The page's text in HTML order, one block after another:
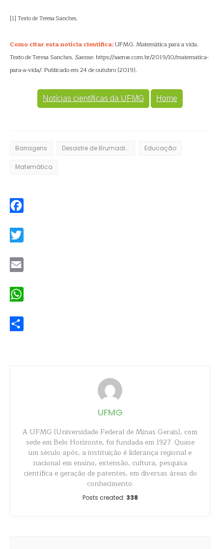
[1] Texto de Teresa Sanches.
Como citar esta notícia científica:UFMG. Matemática para a vida.
Texto de Teresa Sanches. Saense. https://saense.com.br/2019/10/matematica-
para-a-vida/. Publicado em 24 de outubro (2019).
Notícias científicas da UFMG Home
Barragens Desastre de Brumadinho Educação
Matemática
UFMG
A UFMG (Universidade Federal de Minas Gerais), com
sede em Belo Horizonte, foi fundada em 1927. Quase
um século após, a instituição é liderança regional e
nacional em ensino, extensão, cultura, pesquisa
científica e geração de patentes, em diversas áreas do
conhecimento.
Posts created: 338